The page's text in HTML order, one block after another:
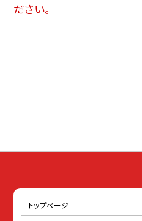
ださい。
トップページ